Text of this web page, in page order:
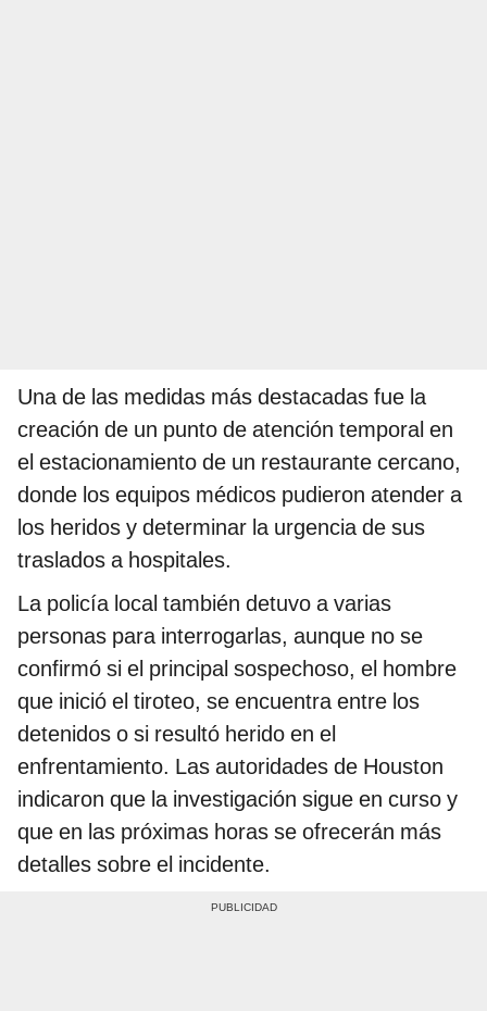
Una de las medidas más destacadas fue la
creación de un punto de atención temporal en
el estacionamiento de un restaurante cercano,
donde los equipos médicos pudieron atender a
los heridos y determinar la urgencia de sus
traslados a hospitales.
La policía local también detuvo a varias
personas para interrogarlas, aunque no se
confirmó si el principal sospechoso, el hombre
que inició el tiroteo, se encuentra entre los
detenidos o si resultó herido en el
enfrentamiento. Las autoridades de Houston
indicaron que la investigación sigue en curso y
que en las próximas horas se ofrecerán más
detalles sobre el incidente.